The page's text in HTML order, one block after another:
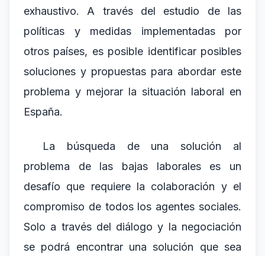
exhaustivo. A través del estudio de las
políticas y medidas implementadas por
otros países, es posible identificar posibles
soluciones y propuestas para abordar este
problema y mejorar la situación laboral en
España.
La búsqueda de una solución al
problema de las bajas laborales es un
desafío que requiere la colaboración y el
compromiso de todos los agentes sociales.
Solo a través del diálogo y la negociación
se podrá encontrar una solución que sea